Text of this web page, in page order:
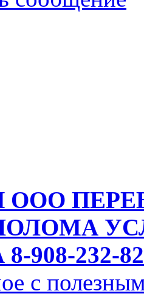
ООО
908-232-
с